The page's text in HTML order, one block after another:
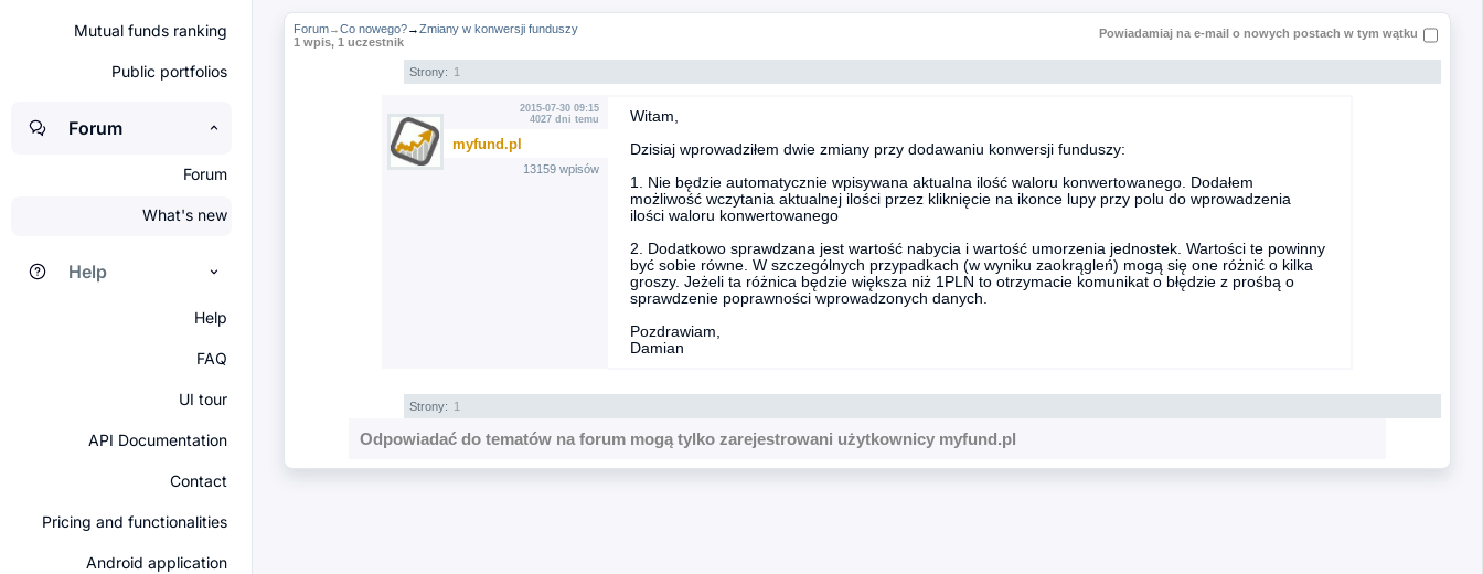
Mutual funds ranking
Public portfolios
Forum
Forum
What's new
Help
Help
FAQ
UI tour
API Documentation
Contact
Pricing and functionalities
Android application
Forum→Co nowego?→Zmiany w konwersji funduszy
1 wpis, 1 uczestnik
Powiadamiaj na e-mail o nowych postach w tym wątku
Strony: 1
2015-07-30 09:15
4027 dni temu
myfund.pl
13159 wpisów
Witam,
Dzisiaj wprowadziłem dwie zmiany przy dodawaniu konwersji funduszy:
1. Nie będzie automatycznie wpisywana aktualna ilość waloru konwertowanego. Dodałem
możliwość wczytania aktualnej ilości przez kliknięcie na ikonce lupy przy polu do wprowadzenia
ilości waloru konwertowanego
2. Dodatkowo sprawdzana jest wartość nabycia i wartość umorzenia jednostek. Wartości te powinny
być sobie równe. W szczególnych przypadkach (w wyniku zaokrągleń) mogą się one różnić o kilka
groszy. Jeżeli ta różnica będzie większa niż 1PLN to otrzymacie komunikat o błędzie z prośbą o
sprawdzenie poprawności wprowadzonych danych.
Pozdrawiam,
Damian
Strony: 1
Odpowiadać do tematów na forum mogą tylko zarejestrowani użytkownicy myfund.pl